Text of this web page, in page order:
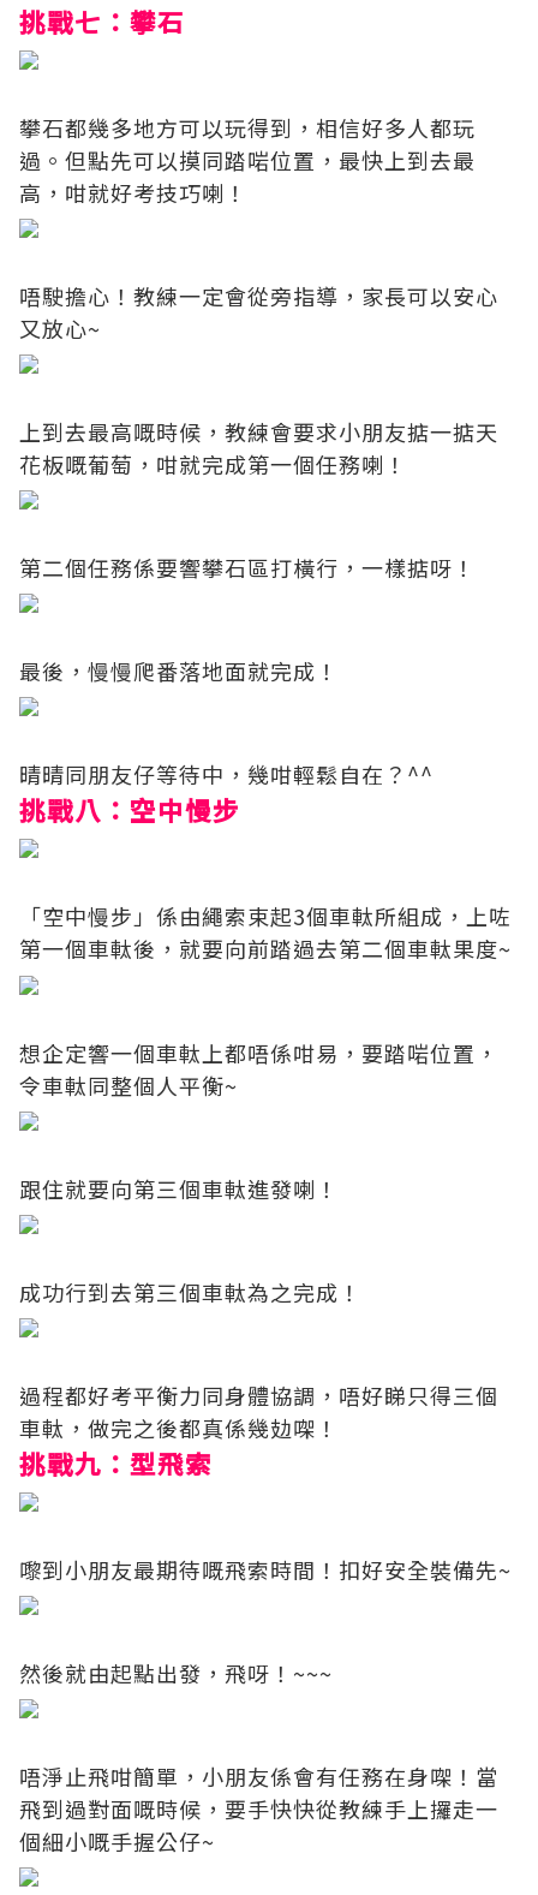
挑戰七：攀石
攀石都幾多地方可以玩得到，相信好多人都玩
過。但點先可以摸同踏啱位置，最快上到去最
高，咁就好考技巧喇！
唔駛擔心！教練一定會從旁指導，家長可以安心
又放心~
上到去最高嘅時候，教練會要求小朋友掂一掂天
花板嘅葡萄，咁就完成第一個任務喇！
第二個任務係要響攀石區打橫行，一樣掂呀！
最後，慢慢爬番落地面就完成！
晴晴同朋友仔等待中，幾咁輕鬆自在？^^
挑戰八：空中慢步
「空中慢步」係由繩索束起3個車軚所組成，上咗
第一個車軚後，就要向前踏過去第二個車軚果度~
想企定響一個車軚上都唔係咁易，要踏啱位置，
令車軚同整個人平衡~
跟住就要向第三個車軚進發喇！
成功行到去第三個車軚為之完成！
過程都好考平衡力同身體協調，唔好睇只得三個
車軚，做完之後都真係幾攰㗎！
挑戰九：型飛索
嚟到小朋友最期待嘅飛索時間！扣好安全裝備先~
然後就由起點出發，飛呀！~~~
唔淨止飛咁簡單，小朋友係會有任務在身㗎！當
飛到過對面嘅時候，要手快快從教練手上攞走一
個細小嘅手握公仔~